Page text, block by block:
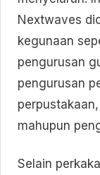
Nextwaves
kegunaan
pengurusan
pengurusan
mahupun
Selain